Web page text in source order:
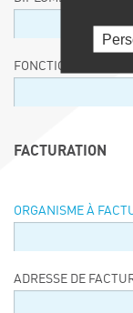
FONCTION
FACTURATION
ORGANISME À
ADRESSE DE